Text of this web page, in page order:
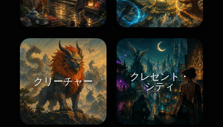
クリーチャー
クレセント・
シティ